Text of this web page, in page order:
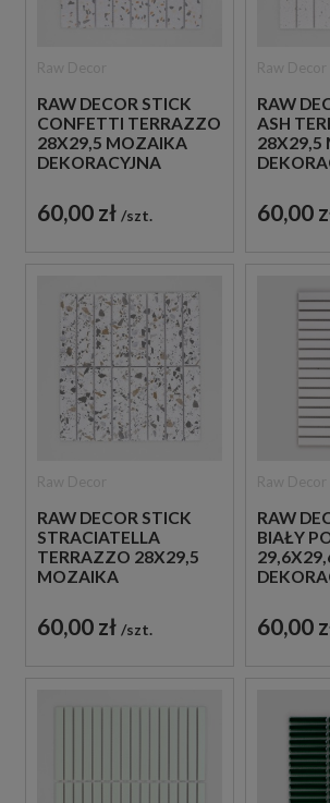
RAW DECOR STICK
CONFETTI TERRAZZO
28X29,5 MOZAIKA
DEKORACYJNA
60,00 zł szt.
RAW
ASH
28X29,5
60,00
RAW DECOR STICK
STRACIATELLA
TERRAZZO 28X29,5
MOZAIKA
60,00 zł szt.
RAW
BIAŁY
60,00